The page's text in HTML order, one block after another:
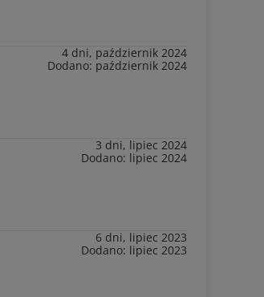
4 dni, październik 2024
Dodano: październik 2024
3 dni, lipiec 2024
Dodano: lipiec 2024
6 dni, lipiec 2023
Dodano: lipiec 2023